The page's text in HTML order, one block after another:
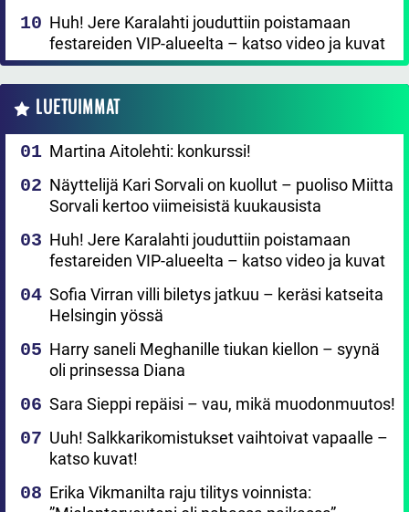
Huh! Jere Karalahti jouduttiin poistamaan
festareiden VIP-alueelta – katso video ja kuvat
LUETUIMMAT
Martina Aitolehti: konkurssi!
Näyttelijä Kari Sorvali on kuollut – puoliso Miitta
Sorvali kertoo viimeisistä kuukausista
Huh! Jere Karalahti jouduttiin poistamaan
festareiden VIP-alueelta – katso video ja kuvat
Sofia Virran villi biletys jatkuu – keräsi katseita
Helsingin yössä
Harry saneli Meghanille tiukan kiellon – syynä
oli prinsessa Diana
Sara Sieppi repäisi – vau, mikä muodonmuutos!
Uuh! Salkkarikomistukset vaihtoivat vapaalle –
katso kuvat!
Erika Vikmanilta raju tilitys voinnista: